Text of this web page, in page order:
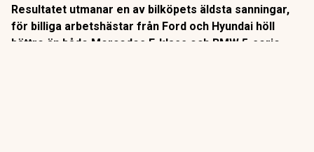
Resultatet utmanar en av bilköpets äldsta sanningar,
för billiga arbetshästar från Ford och Hyundai höll
bättre än både Mercedes E-klass och BMW 5-serie.